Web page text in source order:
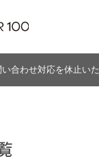
合わせ対応を休止い